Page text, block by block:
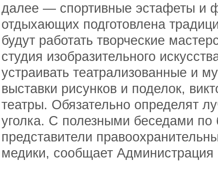
далее — спортивные эстафеты и
отдыхающих подготовлена
будут работать творческие
студия изобразительного
устраивать театрализованные и
выставки рисунков и поделок,
театры. Обязательно определят
уголка. С полезными беседами по
представители
медики, сообщает Администрация